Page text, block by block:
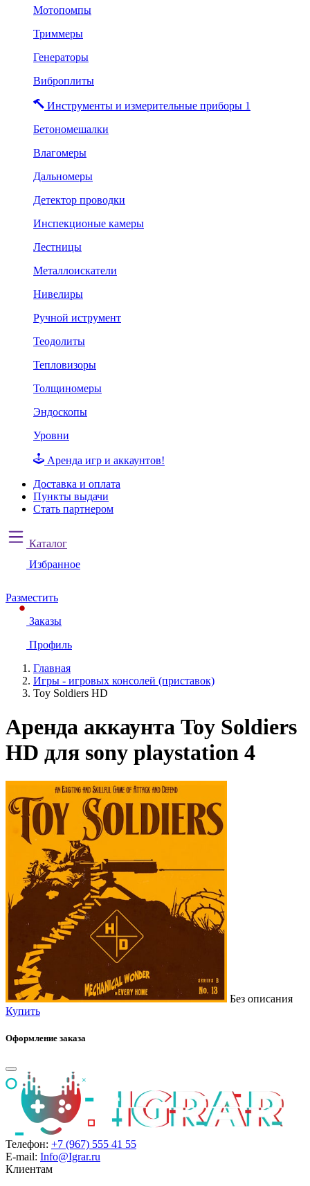
Мотопомпы
Триммеры
Генераторы
Виброплиты
Инструменты и измерительные приборы 1
Бетономешалки
Влагомеры
Дальномеры
Детектор проводки
Инспекционые камеры
Лестницы
Металлоискатели
Нивелиры
Ручной иструмент
Теодолиты
Тепловизоры
Толщиномеры
Эндоскопы
Уровни
Аренда игр и аккаунтов!
Доставка и оплата
Пункты выдачи
Стать партнером
Каталог
Избранное
Разместить
Заказы
Профиль
Главная
Игры - игровых консолей (приставок)
Toy Soldiers HD
Аренда аккаунта Toy Soldiers
HD для sony playstation 4
Без описания
Купить
Оформление заказа
Телефон: +7 (967) 555 41 55
E-mail: Info@Igrar.ru
Клиентам